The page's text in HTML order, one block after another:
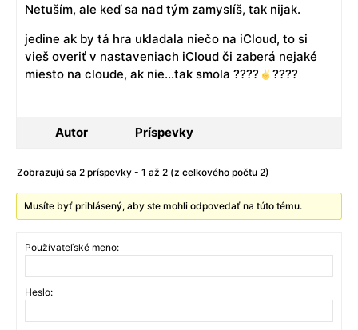
Netuším, ale keď sa nad tým zamyslíš, tak nijak.
jedine ak by tá hra ukladala niečo na iCloud, to si
vieš overiť v nastaveniach iCloud či zaberá nejaké
miesto na cloude, ak nie…tak smola ????
????
Autor Príspevky
Zobrazujú sa 2 príspevky - 1 až 2 (z celkového počtu 2)
Musíte byť prihlásený, aby ste mohli odpovedať na túto tému.
Používateľské meno:
Heslo: